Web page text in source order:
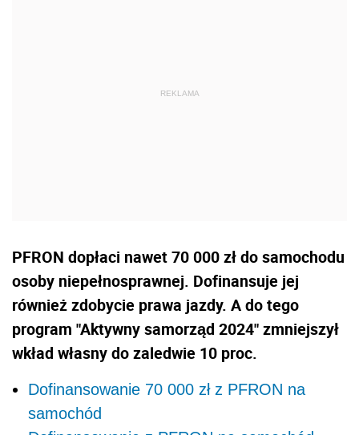
PFRON dopłaci nawet 70 000 zł do samochodu
osoby niepełnosprawnej. Dofinansuje jej
również zdobycie prawa jazdy. A do tego
program "Aktywny samorząd 2024" zmniejszył
wkład własny do zaledwie 10 proc.
Dofinansowanie 70 000 zł z PFRON na
samochód